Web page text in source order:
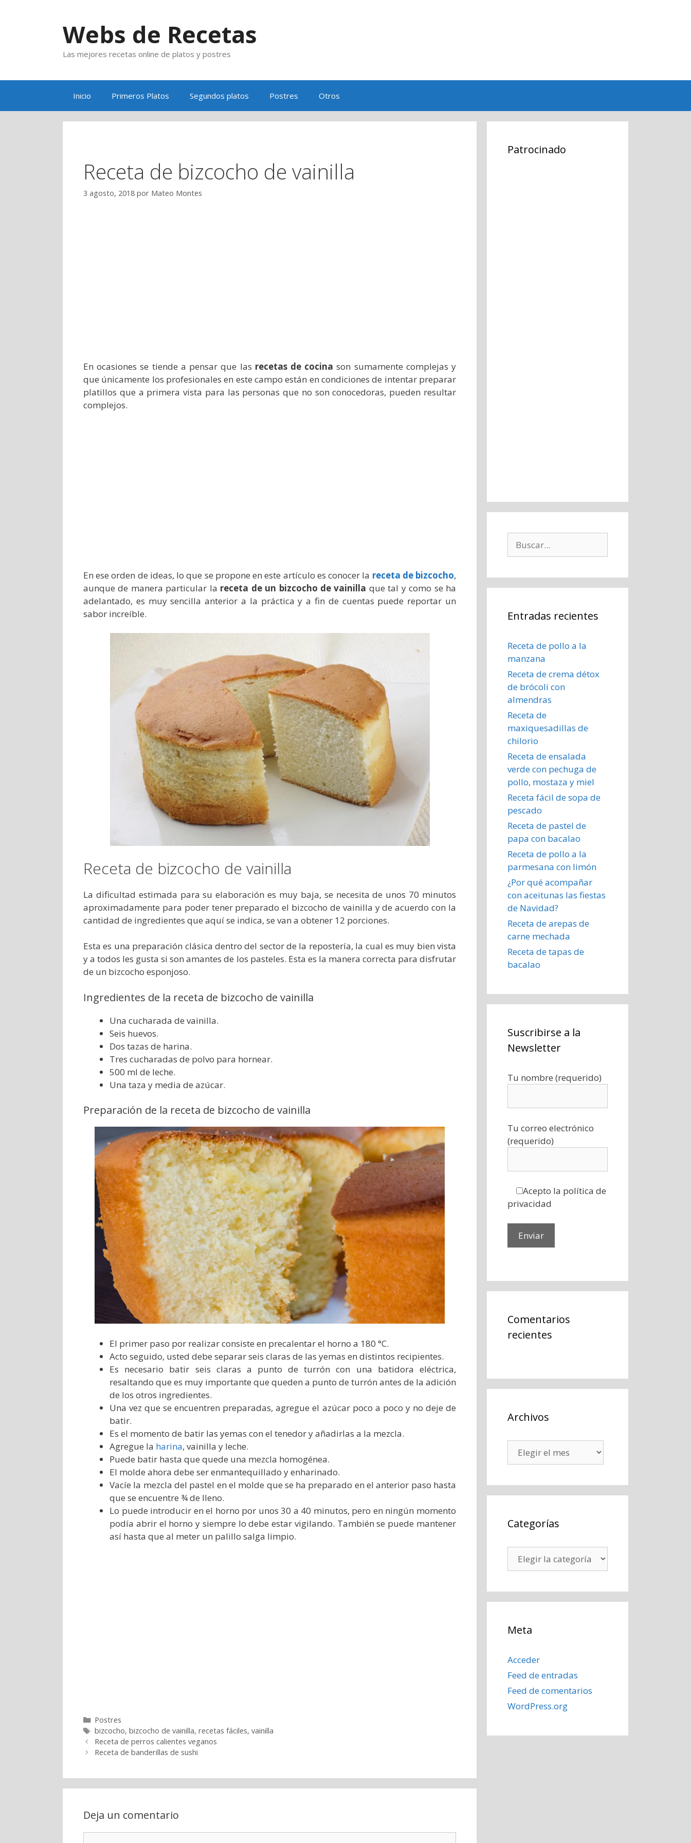
Webs de Recetas
Las mejores recetas online de platos y postres
Inicio Primeros Platos Segundos platos Postres Otros
Receta de bizcocho de vainilla
3 agosto, 2018 por Mateo Montes
En ocasiones se tiende a pensar que las recetas de cocina son sumamente complejas y
que únicamente los profesionales en este campo están en condiciones de intentar preparar
platillos que a primera vista para las personas que no son conocedoras, pueden resultar
complejos.
En ese orden de ideas, lo que se propone en este artículo es conocer la receta de bizcocho,
aunque de manera particular la receta de un bizcocho de vainilla que tal y como se ha
adelantado, es muy sencilla anterior a la práctica y a fin de cuentas puede reportar un
sabor increíble.
Receta de bizcocho de vainilla
La dificultad estimada para su elaboración es muy baja, se necesita de unos 70 minutos
aproximadamente para poder tener preparado el bizcocho de vainilla y de acuerdo con la
cantidad de ingredientes que aquí se indica, se van a obtener 12 porciones.
Esta es una preparación clásica dentro del sector de la repostería, la cual es muy bien vista
y a todos les gusta si son amantes de los pasteles. Esta es la manera correcta para disfrutar
de un bizcocho esponjoso.
Ingredientes de la receta de bizcocho de vainilla
Una cucharada de vainilla.
Seis huevos.
Dos tazas de harina.
Tres cucharadas de polvo para hornear.
500 ml de leche.
Una taza y media de azúcar.
Preparación de la receta de bizcocho de vainilla
El primer paso por realizar consiste en precalentar el horno a 180 °C.
Acto seguido, usted debe separar seis claras de las yemas en distintos recipientes.
Es necesario batir seis claras a punto de turrón con una batidora eléctrica,
resaltando que es muy importante que queden a punto de turrón antes de la adición
de los otros ingredientes.
Una vez que se encuentren preparadas, agregue el azúcar poco a poco y no deje de
batir.
Es el momento de batir las yemas con el tenedor y añadirlas a la mezcla.
Agregue la harina, vainilla y leche.
Puede batir hasta que quede una mezcla homogénea.
El molde ahora debe ser enmantequillado y enharinado.
Vacíe la mezcla del pastel en el molde que se ha preparado en el anterior paso hasta
que se encuentre ¾ de lleno.
Lo puede introducir en el horno por unos 30 a 40 minutos, pero en ningún momento
podía abrir el horno y siempre lo debe estar vigilando. También se puede mantener
así hasta que al meter un palillo salga limpio.
Categorías
Postres
Etiquetas
bizcocho, bizcocho de vainilla, recetas fáciles, vainilla
Receta de perros calientes veganos
Receta de banderillas de sushi
Deja un comentario
Patrocinado
Entradas recientes
Receta de pollo a la
manzana
Receta de crema détox
de brócoli con
almendras
Receta de
maxiquesadillas de
chilorio
Receta de ensalada
verde con pechuga de
pollo, mostaza y miel
Receta fácil de sopa de
pescado
Receta de pastel de
papa con bacalao
Receta de pollo a la
parmesana con limón
¿Por qué acompañar
con aceitunas las fiestas
de Navidad?
Receta de arepas de
carne mechada
Receta de tapas de
bacalao
Suscribirse a la
Newsletter
Tu nombre (requerido)
Tu correo electrónico
(requerido)
Acepto la política de
privacidad
Comentarios
recientes
Archivos
Categorías
Meta
Acceder
Feed de entradas
Feed de comentarios
WordPress.org